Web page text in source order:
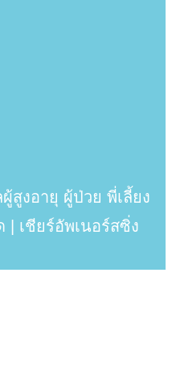
สูงอายุ ผู้ป่วย พี่เลี้ยง
| เชียร์อัพเนอร์สซิ่ง